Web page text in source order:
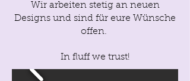
Wir arbeiten stetig an neuen
Designs und sind für eure Wünsche
offen.
In fluff we trust!